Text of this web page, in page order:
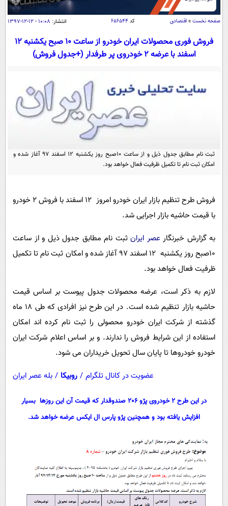
اقتصاد
اقتصادی
خودرو
جامعه
اجتماعی
سلامت
یک برش دانایی
محیط زیست
ورزشی
سیاست خارجی
فرهنگ و هنر
علم و دانش
فناوری و It
اخبار کریپتو
قرآن
سرگرمی
مجله تصویری سلاح
فیلم
ورزش
فناوری
حوادث
محیط زیست
سلامت
حیات وحش
سیاست خارجی
داستان کوتاه
روانشناسی
دانلود
آموزش زبان
صفحه نخست » اقتصادی کد ۶۵۶۵۴۴ انتشار: ۱۰:۰۸ - ۱۲-۱۲-۱۳۹۷
فروش فوری محصولات ایران خودرو از ساعت 10 صبح یکشنبه 12
اسفند با عرضه 2 خودروی پر طرفدار (+جدول فروش)
ثبت نام مطابق جدول ذیل و از ساعت 10صبح روز یکشنبه 12 اسفند 97 آغاز شده و
امکان ثبت نام تا تکمیل ظرفیت فعال خواهد بود.
فروش طرح تنظیم بازار ایران خودرو امروز 12 اسفند با فروش 2 خودرو
با قیمت حاشیه بازار اجرایی شد.
به گزارش خبرنگار عصر ایران ثبت نام مطابق جدول ذیل و از ساعت
10صبح روز یکشنبه 12 اسفند 97 آغاز شده و امکان ثبت نام تا تکمیل
ظرفیت فعال خواهد بود.
لازم به ذکر است، عرضه محصولات جدول پیوست بر اساس قیمت
حاشیه بازار تنظیم شده است. در این طرح نیز افرادی که طی 18 ماه
گذشته از شرکت ایران خودرو محصولی را ثبت نام کرده اند امکان
استفاده از این شرایط فروش را ندارند. و بر اساس اعلام شرکت ایران
خودرو خودروها تا پایان سال تحویل خریداران می شود.
عضویت در کانال تلگرام / روبیکا / بله عصر ایران
در این طرح 2 خودروی پژو 206 صندوقدار که قیمت آن این روزها بسیار
افزایش یافته بود و همچنین پژو پارس ال ایکس عرضه خواهد شد.